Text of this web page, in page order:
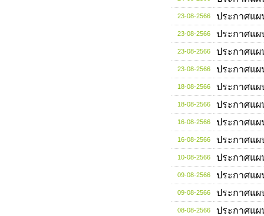
23-08-2566 ประกาศแผ
23-08-2566 ประกาศแผ
23-08-2566 ประกาศแผ
23-08-2566 ประกาศแผ
18-08-2566 ประกาศแผ
18-08-2566 ประกาศแผ
16-08-2566 ประกาศแผ
16-08-2566 ประกาศแผ
10-08-2566 ประกาศแผ
09-08-2566 ประกาศแผ
09-08-2566 ประกาศแผ
08-08-2566 ประกาศแผ